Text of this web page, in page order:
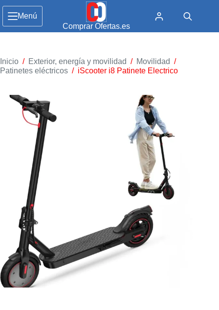
Menú
Comprar Ofertas.es
Inicio / Exterior, energía y movilidad / Movilidad /
Patinetes eléctricos / iScooter i8 Patinete Electrico